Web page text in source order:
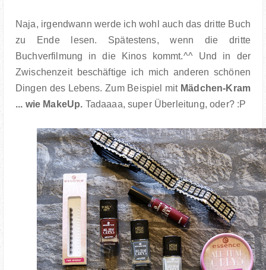
Naja, irgendwann werde ich wohl auch das dritte Buch
zu Ende lesen. Spätestens, wenn die dritte
Buchverfilmung in die Kinos kommt.^^ Und in der
Zwischenzeit beschäftige ich mich anderen schönen
Dingen des Lebens. Zum Beispiel mit Mädchen-Kram
... wie MakeUp. Tadaaaa, super Überleitung, oder? :P